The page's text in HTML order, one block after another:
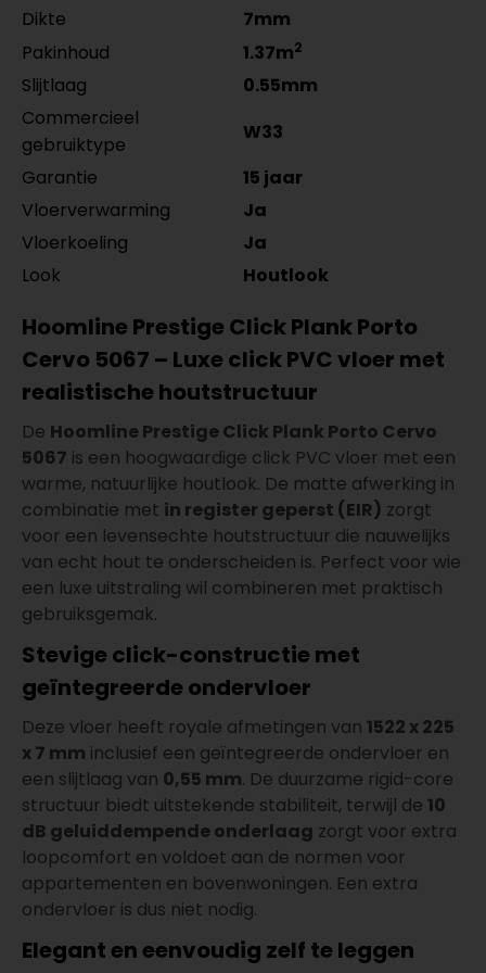
Dikte
7mm
Pakinhoud
1.37m2
Slijtlaag
0.55mm
Commercieel
gebruiktype
W33
Garantie
15 jaar
Vloerverwarming
Ja
Vloerkoeling
Ja
Look
Houtlook
Hoomline Prestige Click Plank Porto
Cervo 5067 – Luxe click PVC vloer met
realistische houtstructuur
De Hoomline Prestige Click Plank Porto Cervo
5067 is een hoogwaardige click PVC vloer met een
warme, natuurlijke houtlook. De matte afwerking in
combinatie met in register geperst (EIR) zorgt
voor een levensechte houtstructuur die nauwelijks
van echt hout te onderscheiden is. Perfect voor wie
een luxe uitstraling wil combineren met praktisch
gebruiksgemak.
Stevige click-constructie met
geïntegreerde ondervloer
Deze vloer heeft royale afmetingen van 1522 x 225
x 7 mm inclusief een geïntegreerde ondervloer en
een slijtlaag van 0,55 mm. De duurzame rigid-core
structuur biedt uitstekende stabiliteit, terwijl de 10
dB geluiddempende onderlaag zorgt voor extra
loopcomfort en voldoet aan de normen voor
appartementen en bovenwoningen. Een extra
ondervloer is dus niet nodig.
Elegant en eenvoudig zelf te leggen